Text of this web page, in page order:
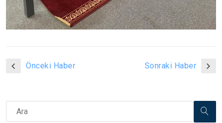
Önceki Haber Sonraki Haber